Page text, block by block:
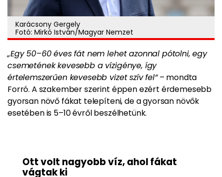
Karácsony Gergely
Fotó: Mirkó István/Magyar Nemzet
„Egy 50–60 éves fát nem lehet azonnal pótolni, egy
csemetének kevesebb a vízigénye, így
értelemszerűen kevesebb vizet szív fel”– mondta
Forró. A szakember szerint éppen ezért érdemesebb
gyorsan növő fákat telepíteni, de a gyorsan növők
esetében is 5–10 évről beszélhetünk.
Ott volt nagyobb víz, ahol fákat
vágtak ki